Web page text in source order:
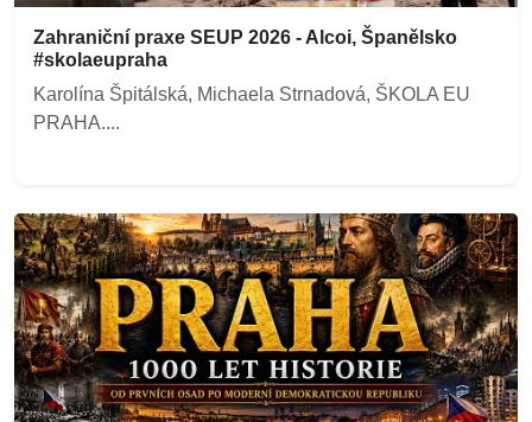
Zahraniční praxe SEUP 2026 - Alcoi, Španělsko
#skolaeupraha
Karolína Špitálská, Michaela Strnadová, ŠKOLA EU
PRAHA....